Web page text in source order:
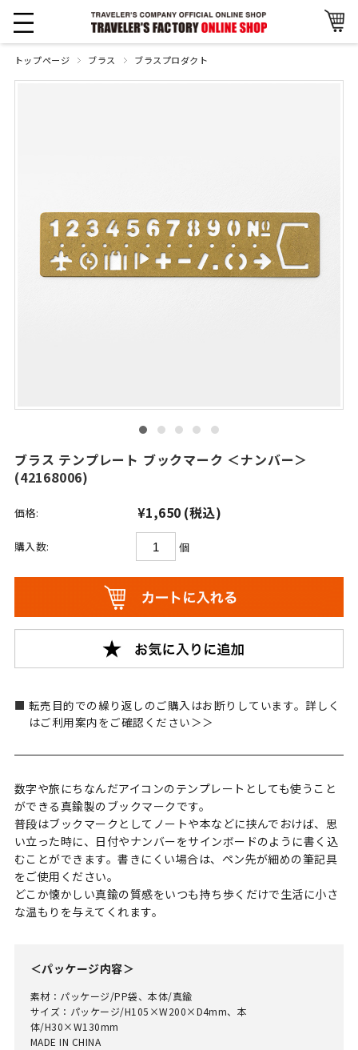
トップページ ブラス ブラスプロダクト
ブラス テンプレート ブックマーク ＜ナンバー＞
(42168006)
価格: ¥1,650 (税込)
購入数: 個
転売目的での繰り返しのご購入はお断りしています。詳しく
はご利用案内をご確認ください＞＞
数字や旅にちなんだアイコンのテンプレートとしても使うこと
ができる真鍮製のブックマークです。
普段はブックマークとしてノートや本などに挟んでおけば、思
い立った時に、日付やナンバーをサインボードのように書く込
むことができます。書きにくい場合は、ペン先が細めの筆記具
をご使用ください。
どこか懐かしい真鍮の質感をいつも持ち歩くだけで生活に小さ
な温もりを与えてくれます。
＜パッケージ内容＞
素材：パッケージ/PP袋、本体/真鍮
サイズ：パッケージ/H105×W200×D4mm、本
体/H30×W130mm
MADE IN CHINA